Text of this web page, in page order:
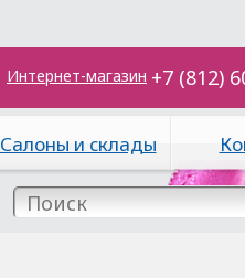
Интернет-магазин +7 (812)
Салоны и склады